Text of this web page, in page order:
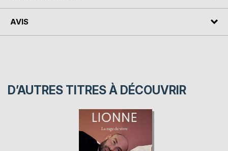
AVIS
D’AUTRES TITRES À DÉCOUVRIR